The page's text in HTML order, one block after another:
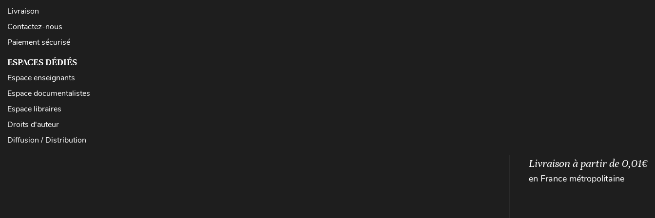
Livraison
Contactez-nous
Paiement sécurisé
ESPACES DÉDIÉS
Espace enseignants
Espace documentalistes
Espace libraires
Droits d'auteur
Diffusion / Distribution
Livraison à partir de 0,01€
en France métropolitaine